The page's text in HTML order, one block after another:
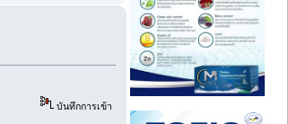
บันทึกการเข้า